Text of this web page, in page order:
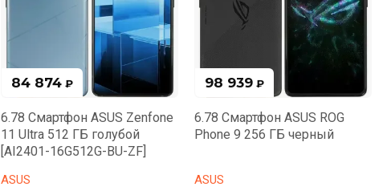
84 874 ₽
6.78 Смартфон ASUS Zenfone
11 Ultra 512 ГБ голубой
[AI2401-16G512G-BU-ZF]
ASUS
98 939 ₽
6.78 Смартфон ASUS ROG
Phone 9 256 ГБ черный
ASUS